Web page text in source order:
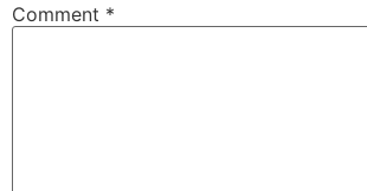
Comment *